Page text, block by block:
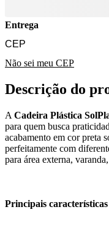
Entrega
Não sei meu CEP
Descrição do
A Cadeira Plástica
para quem busca
acabamento em cor preta
perfeitamente com
para área externa,
Principais